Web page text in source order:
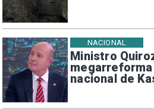
Ministro
nacional de
NACIONAL